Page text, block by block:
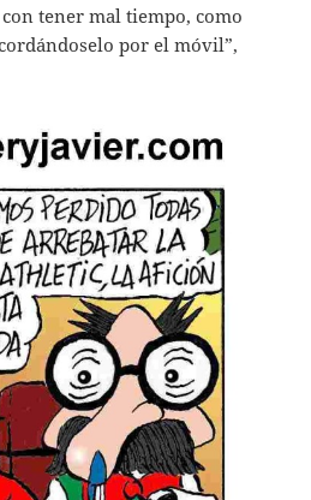
tener mal tiempo, como
por el móvil”,